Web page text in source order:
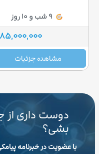
9 شب و 10 روز
85,000,000 تومان + 1,495 دلار
مشاهده جزئیات
دوست داری از
بشی؟
با عضویت در خبرنامه